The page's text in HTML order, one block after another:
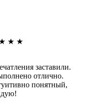
★ ★
заставили.
отлично.
понятный,